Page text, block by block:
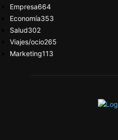
Empresa664
Economía353
Salud302
Viajes/ocio265
Marketing113